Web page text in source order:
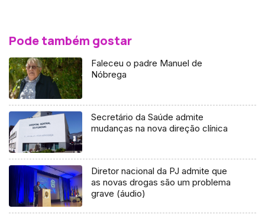
Pode também gostar
Faleceu o padre Manuel de
Nóbrega
Secretário da Saúde admite
mudanças na nova direção clínica
Diretor nacional da PJ admite que
as novas drogas são um problema
grave (áudio)